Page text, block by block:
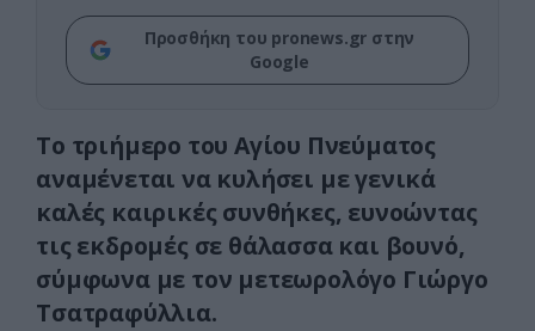
Προσθήκη του pronews.gr στην
Google
Το τριήμερο του Αγίου Πνεύματος
αναμένεται να κυλήσει με γενικά
καλές καιρικές συνθήκες, ευνοώντας
τις εκδρομές σε θάλασσα και βουνό,
σύμφωνα με τον μετεωρολόγο Γιώργο
Τσατραφύλλια.